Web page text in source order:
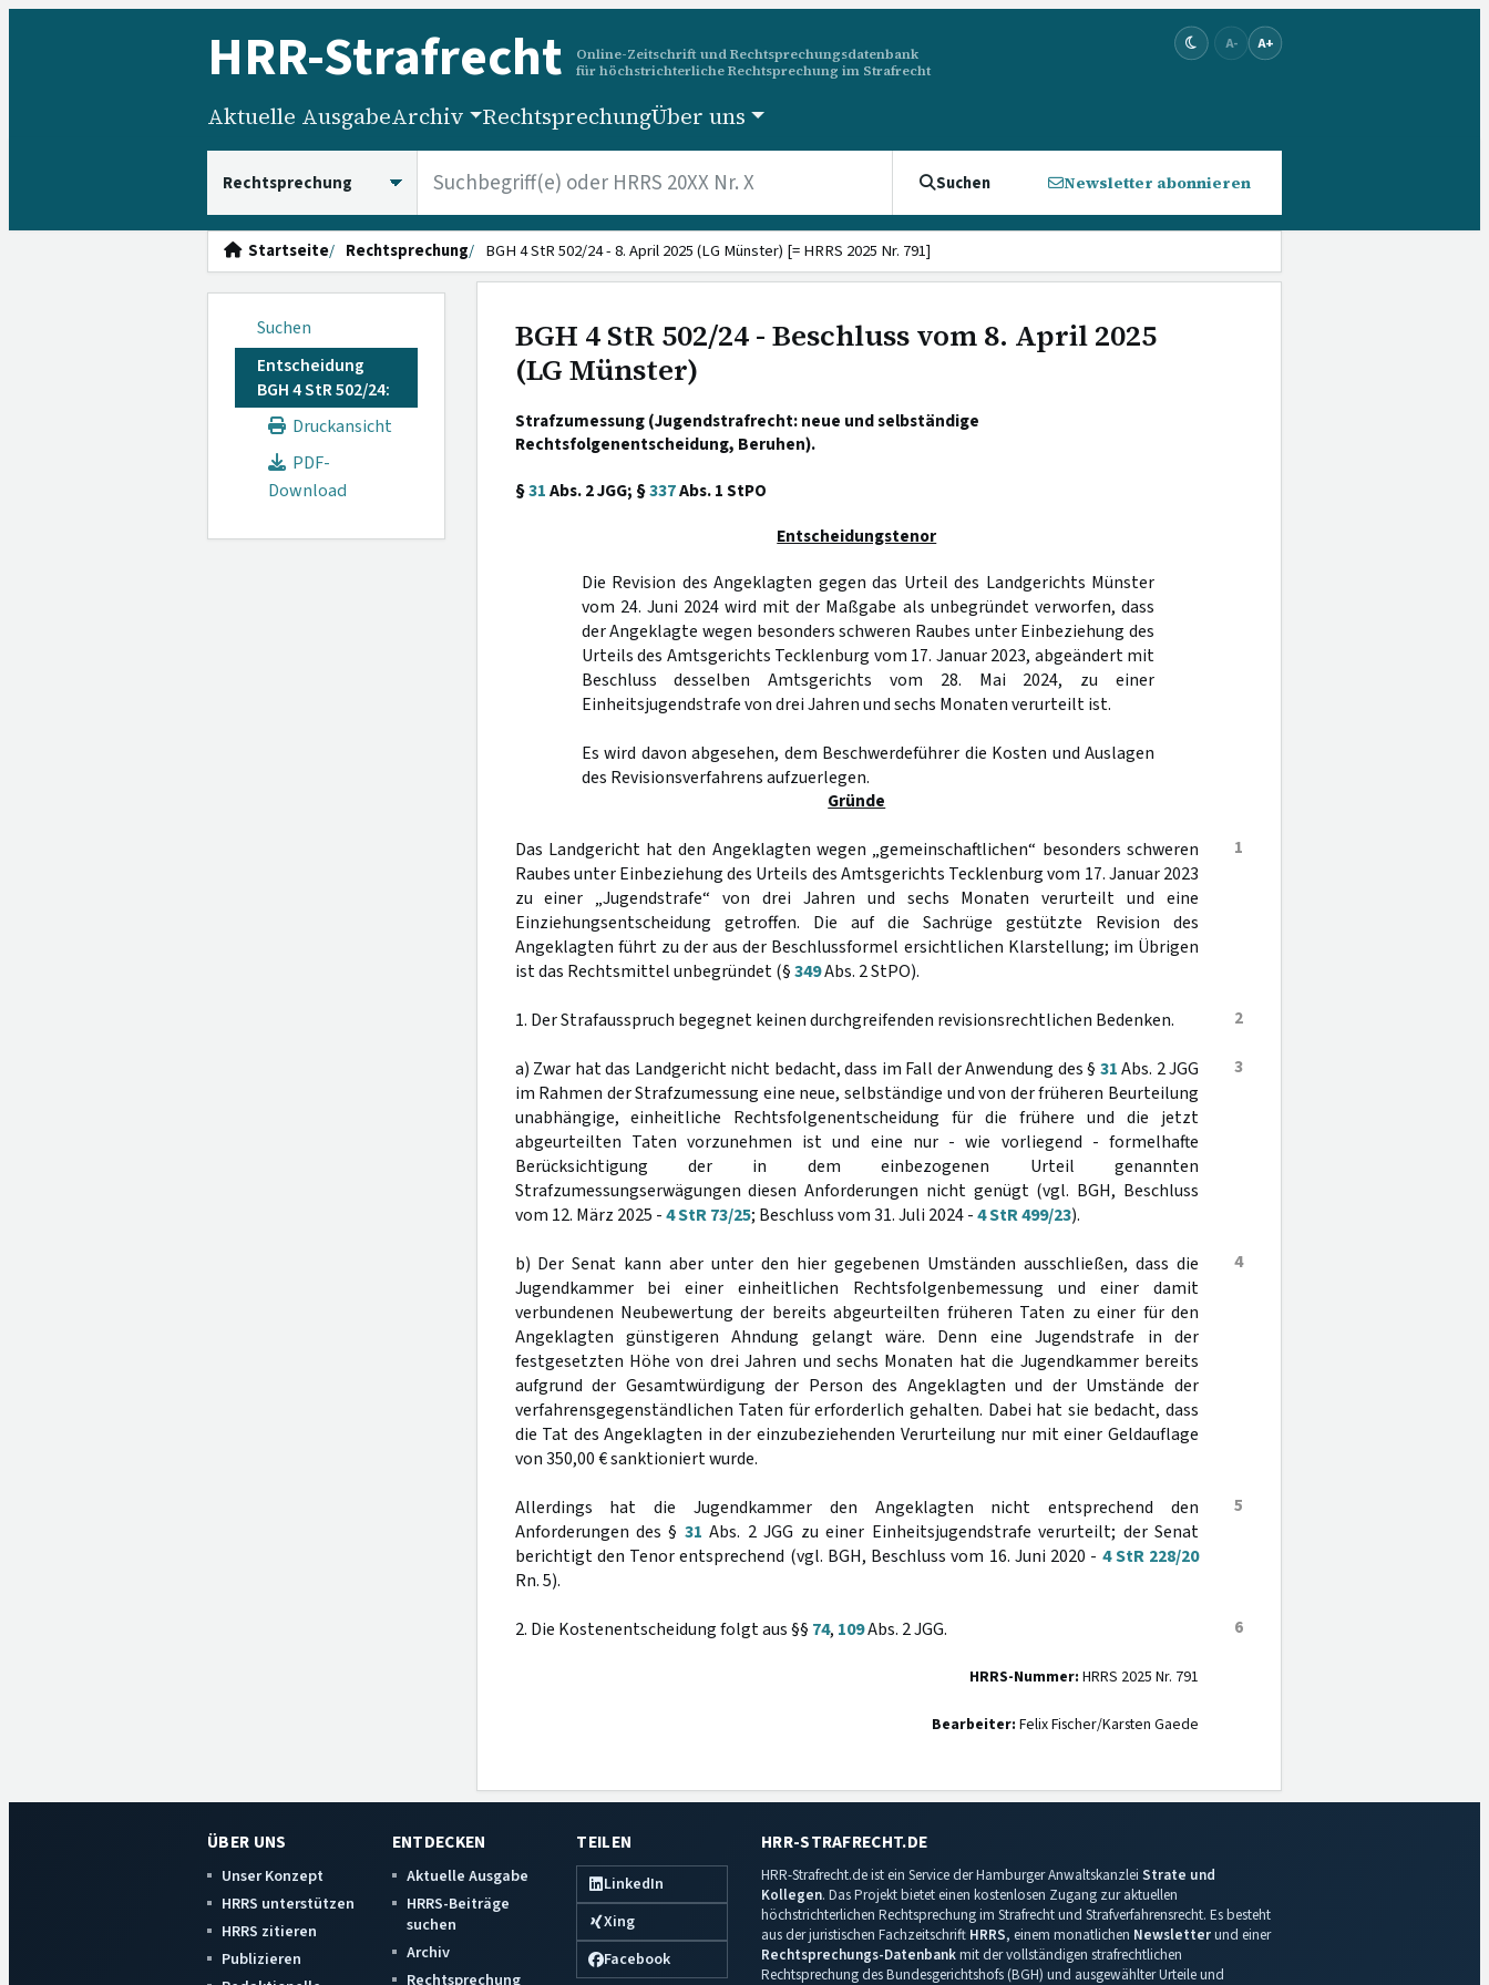
HRR-Strafrecht
Online-Zeitschrift und Rechtsprechungsdatenbank
für höchstrichterliche Rechtsprechung im Strafrecht
A- A+
Aktuelle AusgabeArchiv RechtsprechungÜber uns
Suchen Newsletter abonnieren
Startseite Rechtsprechung BGH 4 StR 502/24 - 8. April 2025 (LG Münster) [= HRRS 2025 Nr. 791]
Suchen
Entscheidung
BGH 4 StR 502/24:
Druckansicht
PDF-
Download
BGH 4 StR 502/24 - Beschluss vom 8. April 2025
(LG Münster)
Strafzumessung (Jugendstrafrecht: neue und selbständige
Rechtsfolgenentscheidung, Beruhen).
§31Abs. 2 JGG; §337Abs. 1 StPO
Entscheidungstenor
Die Revision des Angeklagten gegen das Urteil des Landgerichts Münster
vom 24. Juni 2024 wird mit der Maßgabe als unbegründet verworfen, dass
der Angeklagte wegen besonders schweren Raubes unter Einbeziehung des
Urteils des Amtsgerichts Tecklenburg vom 17. Januar 2023, abgeändert mit
Beschluss desselben Amtsgerichts vom 28. Mai 2024, zu einer
Einheitsjugendstrafe von drei Jahren und sechs Monaten verurteilt ist.
Es wird davon abgesehen, dem Beschwerdeführer die Kosten und Auslagen
des Revisionsverfahrens aufzuerlegen.
Gründe
1
Das Landgericht hat den Angeklagten wegen „gemeinschaftlichen“ besonders schweren
Raubes unter Einbeziehung des Urteils des Amtsgerichts Tecklenburg vom 17. Januar 2023
zu einer „Jugendstrafe“ von drei Jahren und sechs Monaten verurteilt und eine
Einziehungsentscheidung getroffen. Die auf die Sachrüge gestützte Revision des
Angeklagten führt zu der aus der Beschlussformel ersichtlichen Klarstellung; im Übrigen
ist das Rechtsmittel unbegründet (§349Abs. 2 StPO).
2
1. Der Strafausspruch begegnet keinen durchgreifenden revisionsrechtlichen Bedenken.
3
a) Zwar hat das Landgericht nicht bedacht, dass im Fall der Anwendung des § 31Abs. 2 JGG
im Rahmen der Strafzumessung eine neue, selbständige und von der früheren Beurteilung
unabhängige, einheitliche Rechtsfolgenentscheidung für die frühere und die jetzt
abgeurteilten Taten vorzunehmen ist und eine nur - wie vorliegend - formelhafte
Berücksichtigung der in dem einbezogenen Urteil genannten
Strafzumessungserwägungen diesen Anforderungen nicht genügt (vgl. BGH, Beschluss
vom 12. März 2025 -4 StR 73/25; Beschluss vom 31. Juli 2024 -4 StR 499/23).
4
b) Der Senat kann aber unter den hier gegebenen Umständen ausschließen, dass die
Jugendkammer bei einer einheitlichen Rechtsfolgenbemessung und einer damit
verbundenen Neubewertung der bereits abgeurteilten früheren Taten zu einer für den
Angeklagten günstigeren Ahndung gelangt wäre. Denn eine Jugendstrafe in der
festgesetzten Höhe von drei Jahren und sechs Monaten hat die Jugendkammer bereits
aufgrund der Gesamtwürdigung der Person des Angeklagten und der Umstände der
verfahrensgegenständlichen Taten für erforderlich gehalten. Dabei hat sie bedacht, dass
die Tat des Angeklagten in der einzubeziehenden Verurteilung nur mit einer Geldauflage
von 350,00 € sanktioniert wurde.
5
Allerdings hat die Jugendkammer den Angeklagten nicht entsprechend den
Anforderungen des § 31 Abs. 2 JGG zu einer Einheitsjugendstrafe verurteilt; der Senat
berichtigt den Tenor entsprechend (vgl. BGH, Beschluss vom 16. Juni 2020 - 4 StR 228/20
Rn. 5).
6
2. Die Kostenentscheidung folgt aus §§ 74, 109Abs. 2 JGG.
HRRS-Nummer: HRRS 2025 Nr. 791
Bearbeiter: Felix Fischer/Karsten Gaede
ÜBER UNS
Unser Konzept
HRRS unterstützen
HRRS zitieren
Publizieren
ENTDECKEN
Aktuelle Ausgabe
HRRS-Beiträge
suchen
Archiv
Rechtsprechung
TEILEN
LinkedIn
Xing
Facebook
HRR-STRAFRECHT.DE
HRR-Strafrecht.de ist ein Service der Hamburger Anwaltskanzlei Strate und
Kollegen. Das Projekt bietet einen kostenlosen Zugang zur aktuellen
höchstrichterlichen Rechtsprechung im Strafrecht und Strafverfahrensrecht. Es besteht
aus der juristischen Fachzeitschrift HRRS, einem monatlichen Newsletterund einer
Rechtsprechungs-Datenbankmit der vollständigen strafrechtlichen
Rechtsprechung des Bundesgerichtshofs (BGH) und ausgewählter Urteile und